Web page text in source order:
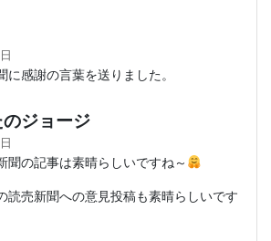
に感謝の言葉を送りました。
のジョージ
聞の記事は素晴らしいですね～
読売新聞への意見投稿も素晴らしいです